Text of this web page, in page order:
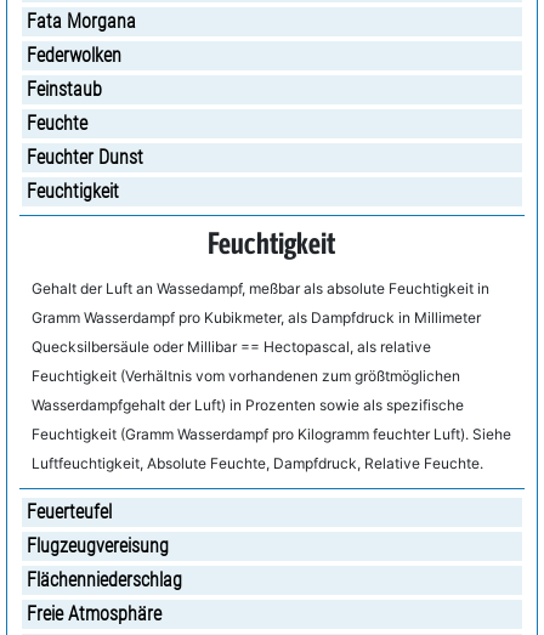
Fata Morgana
Federwolken
Feinstaub
Feuchte
Feuchter Dunst
Feuchtigkeit
Feuchtigkeit
Gehalt der Luft an Wassedampf, meßbar als absolute Feuchtigkeit in
Gramm Wasserdampf pro Kubikmeter, als Dampfdruck in Millimeter
Quecksilbersäule oder Millibar == Hectopascal, als relative
Feuchtigkeit (Verhältnis vom vorhandenen zum größtmöglichen
Wasserdampfgehalt der Luft) in Prozenten sowie als spezifische
Feuchtigkeit (Gramm Wasserdampf pro Kilogramm feuchter Luft). Siehe
Luftfeuchtigkeit, Absolute Feuchte, Dampfdruck, Relative Feuchte.
Feuerteufel
Flugzeugvereisung
Flächenniederschlag
Freie Atmosphäre